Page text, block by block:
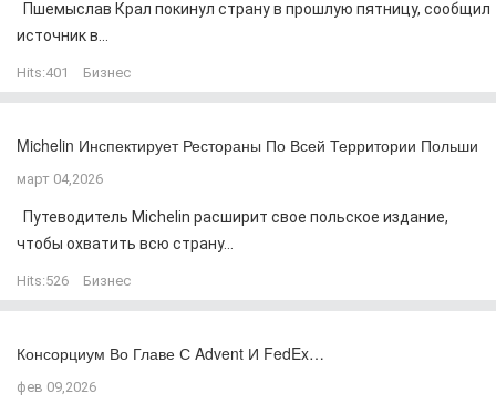
Пшемыслав Крал покинул страну в прошлую пятницу, сообщил
источник в...
Hits:401 Бизнес
Michelin Инспектирует Рестораны По Всей Территории Польши
март 04,2026
Путеводитель Michelin расширит свое польское издание,
чтобы охватить всю страну...
Hits:526 Бизнес
Консорциум Во Главе С Advent И FedEx…
фев 09,2026